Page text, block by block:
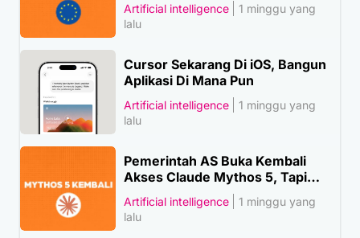
Artificial intelligence
1 minggu yang
lalu
Cursor Sekarang Di iOS, Bangun
Aplikasi Di Mana Pun
Artificial intelligence
1 minggu yang
lalu
Pemerintah AS Buka Kembali
Akses Claude Mythos 5, Tapi…
Artificial intelligence
1 minggu yang
lalu